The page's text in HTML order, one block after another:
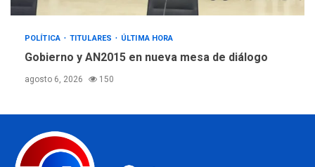
POLÍTICA TITULARES ÚLTIMA HORA
Gobierno y AN2015 en nueva mesa de diálogo
agosto 6, 2026 150